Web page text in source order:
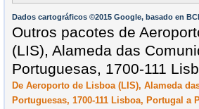
Dados cartográficos ©2015 Google, basado en
Outros pacotes de
(LIS), Alameda das
Portuguesas, 1700-111
De Aeroporto de Lisboa (LIS), Alameda
Portuguesas, 1700-111 Lisboa, Portugal a